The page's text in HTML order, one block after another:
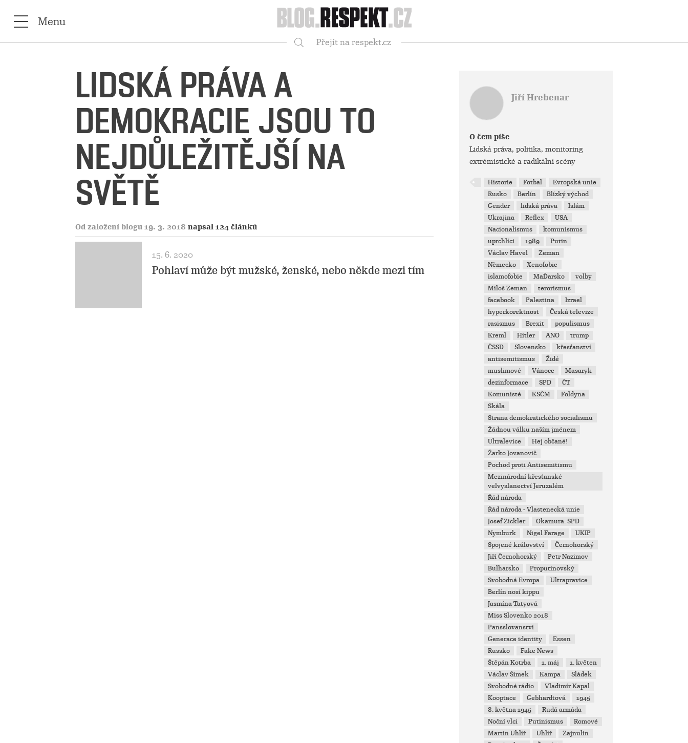
Respekt
Menu
Přejít na respekt.cz
LIDSKÁ PRÁVA A
DEMOKRACIE JSOU TO
NEJDŮLEŽITĚJŠÍ NA
SVĚTĚ
Od založení blogu 19. 3. 2018 napsal 124 článků
15. 6. 2020
Pohlaví může být mužské, ženské, nebo někde mezi tím
Jiří Hrebenar
O čem píše
Lidská práva, politika, monitoring
extrémistické a radikální scény
Historie Fotbal
Evropská unie
Rusko
Berlín
Blízký východ
Gender
lidská práva
Islám
Ukrajina
Reflex
USA
Nacionalismus
komunismus
uprchlíci
1989
Putin
Václav Havel
Zeman
Německo
Xenofobie
islamofobie
MaĎarsko
volby
Miloš Zeman
terorismus
facebook
Palestina
Izrael
hyperkorektnost
Česká televize
rasismus
Brexit
populismus
Kreml
Hitler ANO
trump
ČSSD
Slovensko
křesťanství
antisemitismus
Židé
muslimové
Vánoce
Masaryk
dezinformace
SPD
ČT
Komunisté
KSČM
Foldyna
Skála
Strana demokratického socialismu
Žádnou válku naším jménem
Ultralevice
Hej občané!
Žarko Jovanovič
Pochod proti Antisemitismu
Mezinárodní křesťanské
velvyslanectví Jeruzalém
Řád národa
Řád národa - Vlastenecká unie
Josef Zickler
Okamura. SPD
Nymburk
Nigel Farage
UKIP
Spojené království
Černohorský
Jiří Černohorský
Petr Nazimov
Bulharsko
Proputinovský
Svobodná Evropa
Ultrapravice
Berlín nosí kippu
Jasmína Tatyová
Miss Slovenko 2018
Pansslovanství
Generace identity
Essen
Russko
Fake News
Štěpán Kotrba
1. máj
1. květen
Václav Šimek
Kampa
Sládek
Svobodné rádio
Vladimír Kapal
Kooptace
Gebhardtová
1945
8. května 1945
Rudá armáda
Noční vlci
Putinismus
Romové
Martin Uhlíř
Uhlíř
Zajnulin